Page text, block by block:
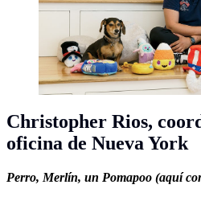
Christopher Rios,
oficina de Nueva York
Perro, Merlín, un Pomapoo (aquí